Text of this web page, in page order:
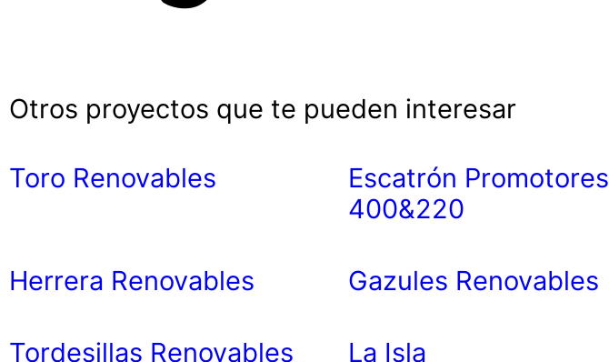
Otros proyectos que te pueden interesar
Toro Renovables
Escatrón Promotores
400&220
Herrera Renovables Gazules Renovables
Tordesillas Renovables La Isla